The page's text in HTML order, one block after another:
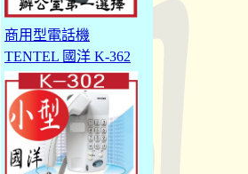
商用型電話機
TENTEL 國洋 K-362